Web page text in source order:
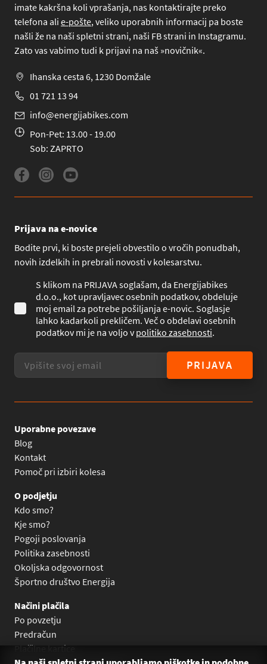
imate kakršna koli vprašanja, nas kontaktirajte preko
telefona ali e-pošte, veliko uporabnih informacij pa boste
našli že na naši spletni strani, naši FB strani in Instagramu.
Zato vas vabimo tudi k prijavi na naš »novičnik«.
Ihanska cesta 6, 1230 Domžale
01 721 13 94
info@energijabikes.com
Pon-Pet: 13.00 - 19.00
Sob: ZAPRTO
Prijava na e-novice
Bodite prvi, ki boste prejeli obvestilo o vročih ponudbah,
novih izdelkih in prebrali novosti v kolesarstvu.
S klikom na PRIJAVA soglašam, da Energijabikes
d.o.o., kot upravljavec osebnih podatkov, obdeluje
moj email za potrebe pošiljanja e-novic. Soglasje
lahko kadarkoli prekličem. Več o obdelavi osebnih
podatkov mi je na voljo vpolitiko zasebnosti.
PRIJAVA
Uporabne povezave
Blog
Kontakt
Pomoč pri izbiri kolesa
O podjetju
Kdo smo?
Kje smo?
Pogoji poslovanja
Politika zasebnosti
Okoljska odgovornost
Športno društvo Energija
Načini plačila
Po povzetju
Predračun
Plačilne kartice